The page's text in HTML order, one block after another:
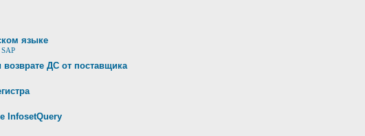
языке
ДС от поставщика
InfosetQuery